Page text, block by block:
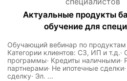
Актуальные продукты
обучение для
Обучающий вебинар по
Категории клиентов: СЗ, ИП и т.д.·
программы· Кредиты наличными·
партнерами· Не ипотечные
сделку· Эл. ...